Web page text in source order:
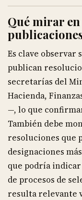
Qué mirar
Es clave observar
publican
secretarías del
Hacienda,
—, lo que
También debe
resoluciones que
designaciones
que podría
de procesos de
resulta relevante